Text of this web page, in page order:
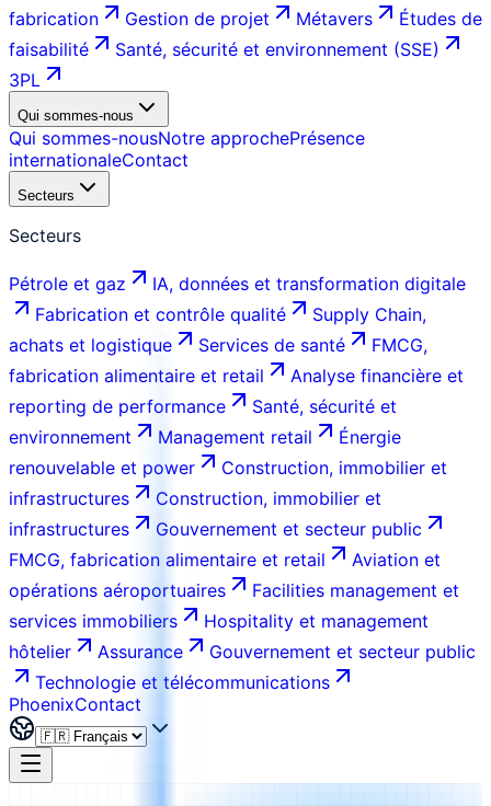
fabrication
Gestion de projet Métavers
Études de
faisabilité
Santé, sécurité et environnement (SSE)
3PL
Qui sommes-nous
Qui sommes-nousNotre approchePrésence
internationaleContact
Secteurs
Secteurs
Pétrole et gaz
IA, données et transformation digitale
Fabrication et contrôle qualité
Supply Chain,
achats et logistique
Services de santé
FMCG,
fabrication alimentaire et retail
Analyse financière et
reporting de performance
Santé, sécurité et
environnement
Management retail
Énergie
renouvelable et power
Construction, immobilier et
infrastructures
Construction, immobilier et
infrastructures
Gouvernement et secteur public
FMCG, fabrication alimentaire et retail
Aviation et
opérations aéroportuaires
Facilities management et
services immobiliers
Hospitality et management
hôtelier
Assurance
Gouvernement et secteur public
Technologie et télécommunications
PhoenixContact